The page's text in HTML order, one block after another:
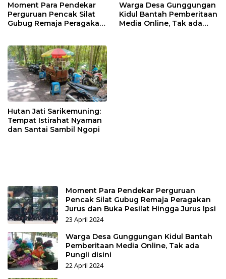
Moment Para Pendekar
Perguruan Pencak Silat
Gubug Remaja Peragakan
Warga Desa Gunggungan
Kidul Bantah Pemberitaan
Media Online, Tak ada
Hutan Jati Sarikemuning:
Tempat Istirahat Nyaman
dan Santai Sambil Ngopi
Moment Para Pendekar Perguruan
Pencak Silat Gubug Remaja Peragakan
Jurus dan Buka Pesilat Hingga Jurus Ipsi
23 April 2024
Warga Desa Gunggungan Kidul Bantah
Pemberitaan Media Online, Tak ada
Pungli disini
22 April 2024